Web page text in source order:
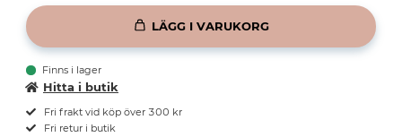
LÄGG I VARUKORG
Finns i lager
Hitta i butik
Fri frakt vid köp över 300 kr
Fri retur i butik